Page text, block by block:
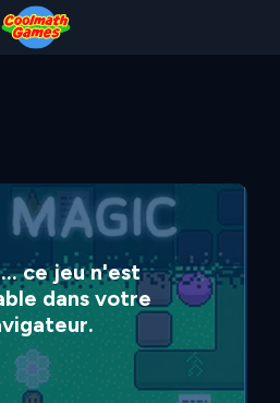
ce jeu n'est
dans votre